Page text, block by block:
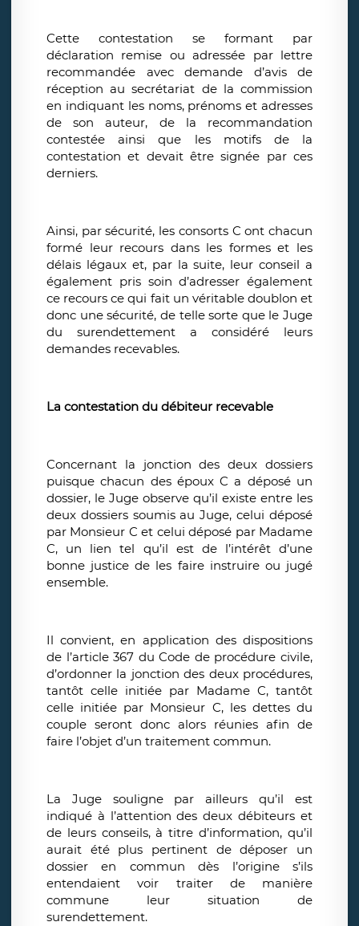
Cette contestation se formant par
déclaration remise ou adressée par lettre
recommandée avec demande d’avis de
réception au secrétariat de la commission
en indiquant les noms, prénoms et adresses
de son auteur, de la recommandation
contestée ainsi que les motifs de la
contestation et devait être signée par ces
derniers.
Ainsi, par sécurité, les consorts C ont chacun
formé leur recours dans les formes et les
délais légaux et, par la suite, leur conseil a
également pris soin d’adresser également
ce recours ce qui fait un véritable doublon et
donc une sécurité, de telle sorte que le Juge
du surendettement a considéré leurs
demandes recevables.
La contestation du débiteur recevable
Concernant la jonction des deux dossiers
puisque chacun des époux C a déposé un
dossier, le Juge observe qu’il existe entre les
deux dossiers soumis au Juge, celui déposé
par Monsieur C et celui déposé par Madame
C, un lien tel qu’il est de l’intérêt d’une
bonne justice de les faire instruire ou jugé
ensemble.
Il convient, en application des dispositions
de l’article 367 du Code de procédure civile,
d’ordonner la jonction des deux procédures,
tantôt celle initiée par Madame C, tantôt
celle initiée par Monsieur C, les dettes du
couple seront donc alors réunies afin de
faire l’objet d’un traitement commun.
La Juge souligne par ailleurs qu’il est
indiqué à l’attention des deux débiteurs et
de leurs conseils, à titre d’information, qu’il
aurait été plus pertinent de déposer un
dossier en commun dès l’origine s’ils
entendaient voir traiter de manière
commune leur situation de
surendettement.